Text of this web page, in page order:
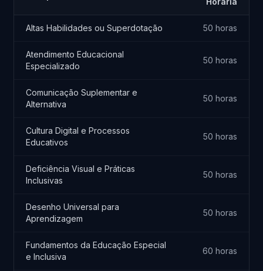
Altas Habilidades ou Superdotação 50 horas
Atendimento Educacional
Especializado
50 horas
Comunicação Suplementar e
Alternativa
50 horas
Cultura Digital e Processos
Educativos
50 horas
Deficiência Visual e Práticas
Inclusivas
50 horas
Desenho Universal para
Aprendizagem
50 horas
Fundamentos da Educação Especial
e Inclusiva
60 horas